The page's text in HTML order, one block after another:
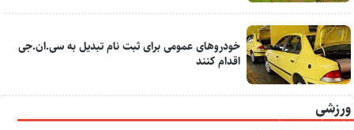
خودروهای عمومی برای ثبت نام تبدیل به سی.ان.جی
اقدام کنند
ورزشی